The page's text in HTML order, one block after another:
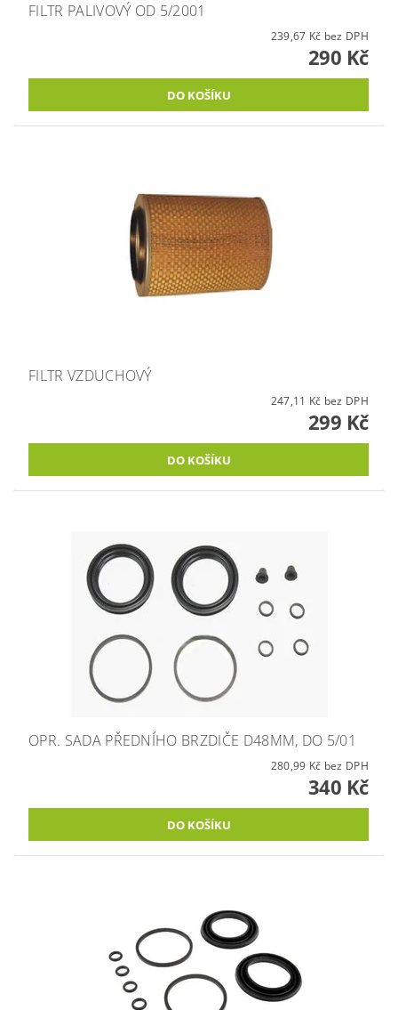
FILTR PALIVOVÝ OD 5/2001
239,67 Kč bez DPH
290 Kč
FILTR VZDUCHOVÝ
247,11 Kč bez DPH
299 Kč
OPR. SADA PŘEDNÍHO BRZDIČE D48MM, DO 5/01
280,99 Kč bez DPH
340 Kč